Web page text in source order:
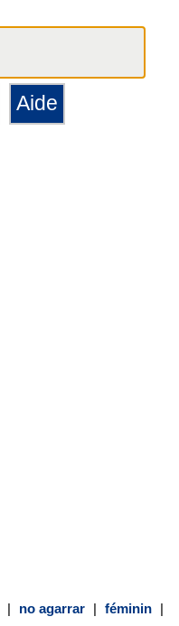
| no agarrar | féminin |